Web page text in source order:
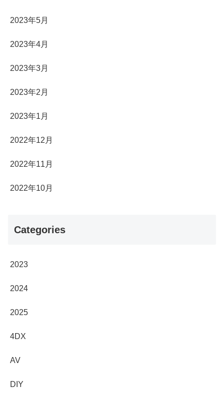
2023年5月
2023年4月
2023年3月
2023年2月
2023年1月
2022年12月
2022年11月
2022年10月
Categories
2023
2024
2025
4DX
AV
DIY